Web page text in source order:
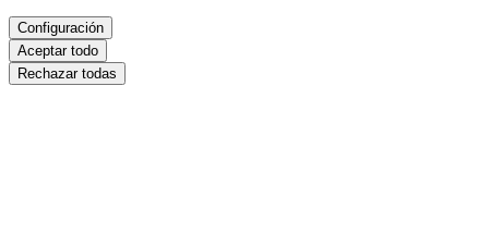
Configuración
Aceptar todo
Rechazar todas